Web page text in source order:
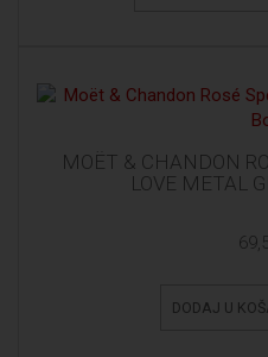
MOËT & CHANDON
LOVE METAL
DODAJ U